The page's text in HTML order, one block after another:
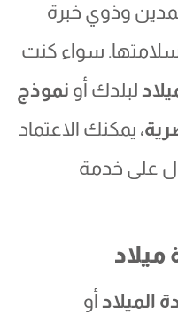
وذوي خبرة
سواء كنت
لبلدك أونموذج
، يمكنك الاعتماد
على خدمة
أو